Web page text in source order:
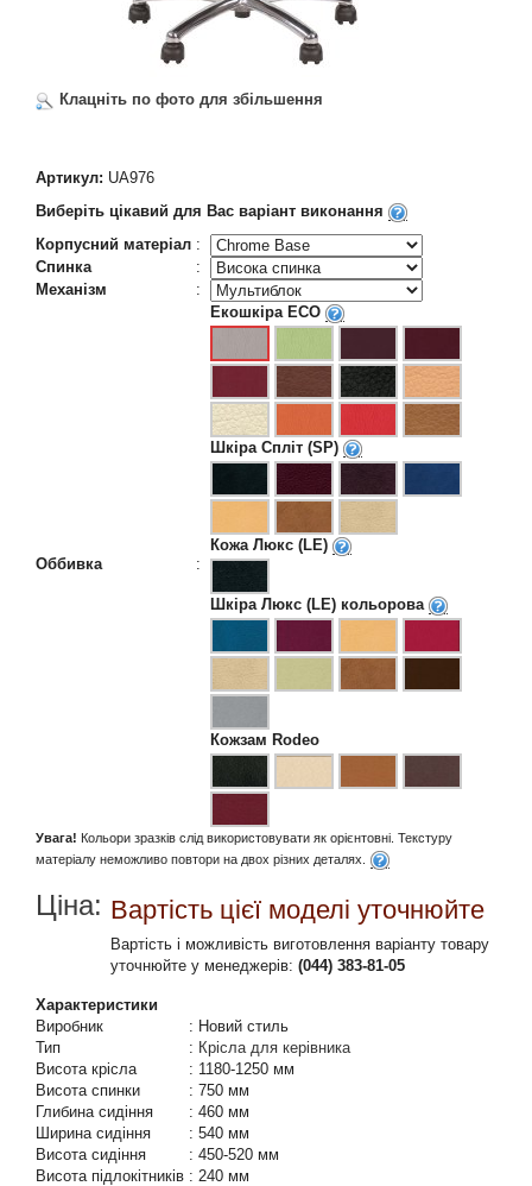
Клацніть по фото для збільшення
Артикул: UA976
Виберіть цікавий для Вас варіант виконання
Корпусний матеріал :
Спинка
:
Механізм
:
Оббивка :
Екошкіра ECO
Шкіра Спліт (SP)
Кожа Люкс (LE)
Шкіра Люкс (LE) кольорова
Кожзам Rodeo
Увага! Кольори зразків слід використовувати як орієнтовні. Текстуру
матеріалу неможливо повтори на двох різних деталях.
Ціна: Вартість цієї моделі уточнюйте
Вартість і можливість виготовлення варіанту товару
уточнюйте у менеджерів: (044) 383-81-05
Характеристики
Виробник
: Новий стиль
Тип
: Крісла для керівника
Висота крісла
: 1180-1250 мм
Висота спинки
: 750 мм
Глибина сидіння
: 460 мм
Ширина сидіння
: 540 мм
Висота сидіння
: 450-520 мм
Висота підлокітників : 240 мм